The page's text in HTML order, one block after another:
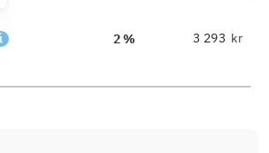
2 % kr